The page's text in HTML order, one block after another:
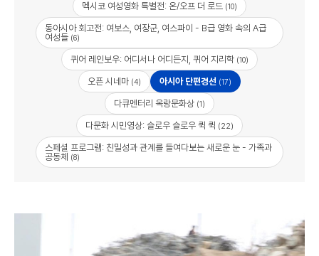
멕시코 여성영화 특별전: 온/오프 더 로드 (10)
동아시아 회고전: 여보스, 여장군, 여스파이 - B급 영화 속의 A급
여성들 (6)
퀴어 레인보우: 어디서나 어디든지, 퀴어 지리학 (10)
오픈 시네마 (4) 아시아 단편경선 (17)
다큐멘터리 옥랑문화상 (1)
다문화 시민영상: 슬로우 슬로우 퀵 퀵 (22)
스페셜 프로그램: 친밀성과 관계를 들여다보는 새로운 눈 - 가족과
공동체 (8)